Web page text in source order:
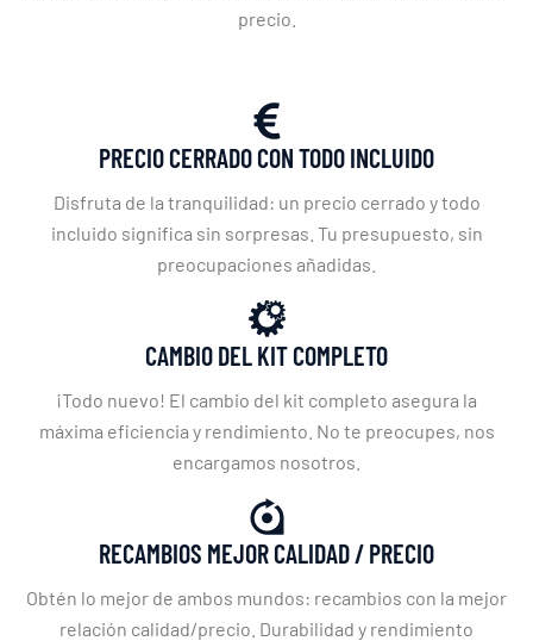
precio.
PRECIO CERRADO CON TODO INCLUIDO
Disfruta de la tranquilidad: un precio cerrado y todo
incluido significa sin sorpresas. Tu presupuesto, sin
preocupaciones añadidas.
CAMBIO DEL KIT COMPLETO
¡Todo nuevo! El cambio del kit completo asegura la
máxima eficiencia y rendimiento. No te preocupes, nos
encargamos nosotros.
RECAMBIOS MEJOR CALIDAD / PRECIO
Obtén lo mejor de ambos mundos: recambios con la mejor
relación calidad/precio. Durabilidad y rendimiento